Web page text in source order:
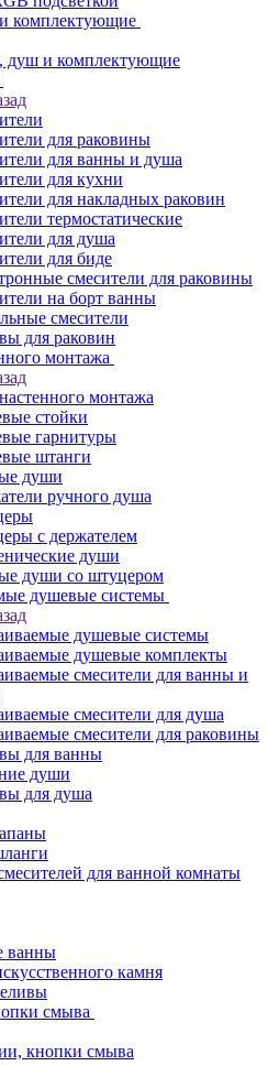
комплектующие
душ и комплектующие
для раковины
для ванны и душа
для кухни
для накладных раковин
термостатические
для душа
для биде
смесители для раковины
на борт ванны
смесители
для раковин
монтажа
монтажа
стойки
гарнитуры
штанги
души
ручного душа
с держателем
души
души со штуцером
душевые системы
душевые системы
душевые комплекты
смесители для ванны и
смесители для душа
смесители для раковины
для ванны
души
для душа
для ванной комнаты
ванны
камня
смыва
кнопки смыва